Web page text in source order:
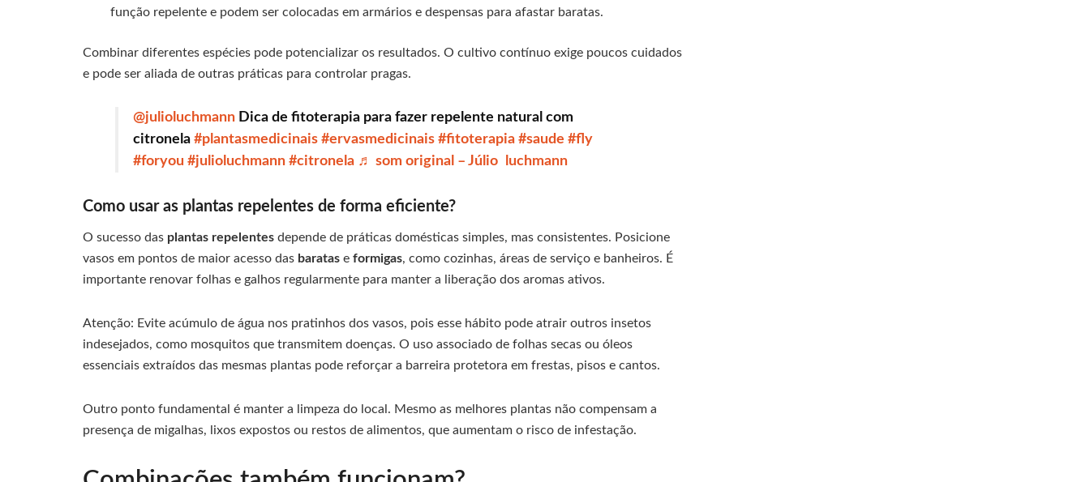
função repelente e podem ser colocadas em armários e despensas para afastar baratas.
Combinar diferentes espécies pode potencializar os resultados. O cultivo contínuo exige poucos cuidados
e pode ser aliada de outras práticas para controlar pragas.
@julioluchmann Dica de fitoterapia para fazer repelente natural com
citronela #plantasmedicinais #ervasmedicinais #fitoterapia #saude #fly
#foryou #julioluchmann #citronela ♬ som original – Júlio luchmann
Como usar as plantas repelentes de forma eficiente?
O sucesso das plantas repelentes depende de práticas domésticas simples, mas consistentes. Posicione
vasos em pontos de maior acesso das baratas e formigas, como cozinhas, áreas de serviço e banheiros. É
importante renovar folhas e galhos regularmente para manter a liberação dos aromas ativos.
Atenção: Evite acúmulo de água nos pratinhos dos vasos, pois esse hábito pode atrair outros insetos
indesejados, como mosquitos que transmitem doenças. O uso associado de folhas secas ou óleos
essenciais extraídos das mesmas plantas pode reforçar a barreira protetora em frestas, pisos e cantos.
Outro ponto fundamental é manter a limpeza do local. Mesmo as melhores plantas não compensam a
presença de migalhas, lixos expostos ou restos de alimentos, que aumentam o risco de infestação.